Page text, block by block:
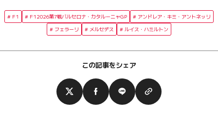
F1 F12026第7戦バルセロナ・カタルーニャGP
アンドレア・キミ・アントネッリ
フェラーリ
メルセデス ルイス・ハミルトン
この記事をシェア